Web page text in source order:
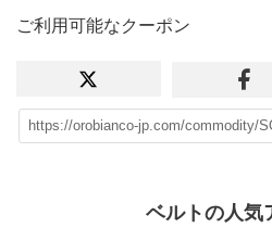
ご利用可能なクーポン
ベルトの人気